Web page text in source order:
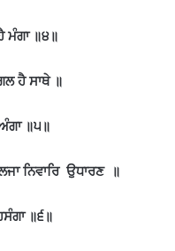
ਮੰਗਾ ॥੪॥
ਹੈ ਸਾਥੇ ॥
॥੫॥
ਨਿਵਾਰਿ ਉਧਾਰਣ ॥
॥੬॥